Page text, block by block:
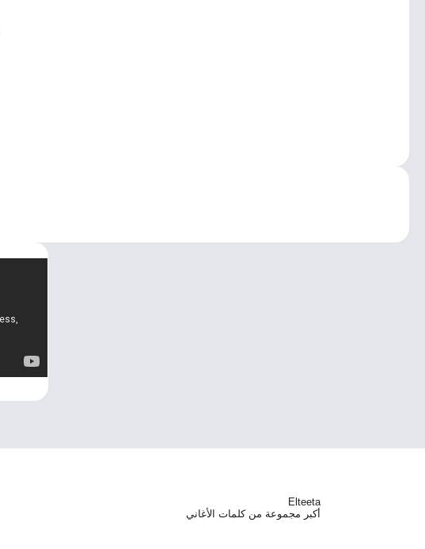
Elteeta
أكبر مجموعة من كلمات الأغاني